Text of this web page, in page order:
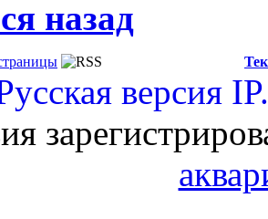
назад
версия